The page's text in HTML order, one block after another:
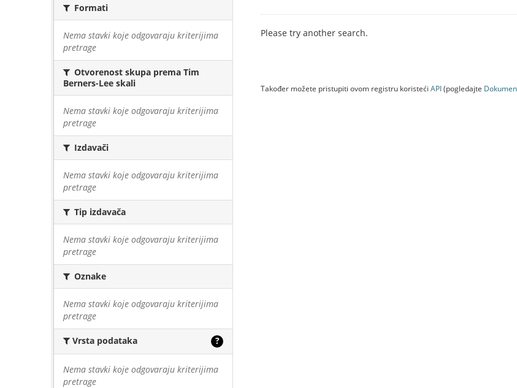
Formati
Nema stavki koje odgovaraju kriterijima
pretrage
Otvorenost skupa prema Tim
Berners-Lee skali
Nema stavki koje odgovaraju kriterijima
pretrage
Izdavači
Nema stavki koje odgovaraju kriterijima
pretrage
Tip izdavača
Nema stavki koje odgovaraju kriterijima
pretrage
Oznake
Nema stavki koje odgovaraju kriterijima
pretrage
Vrsta podataka ?
Nema stavki koje odgovaraju kriterijima
pretrage
Please try another search.
Također možete pristupiti ovom registru koristeći API(pogledajte